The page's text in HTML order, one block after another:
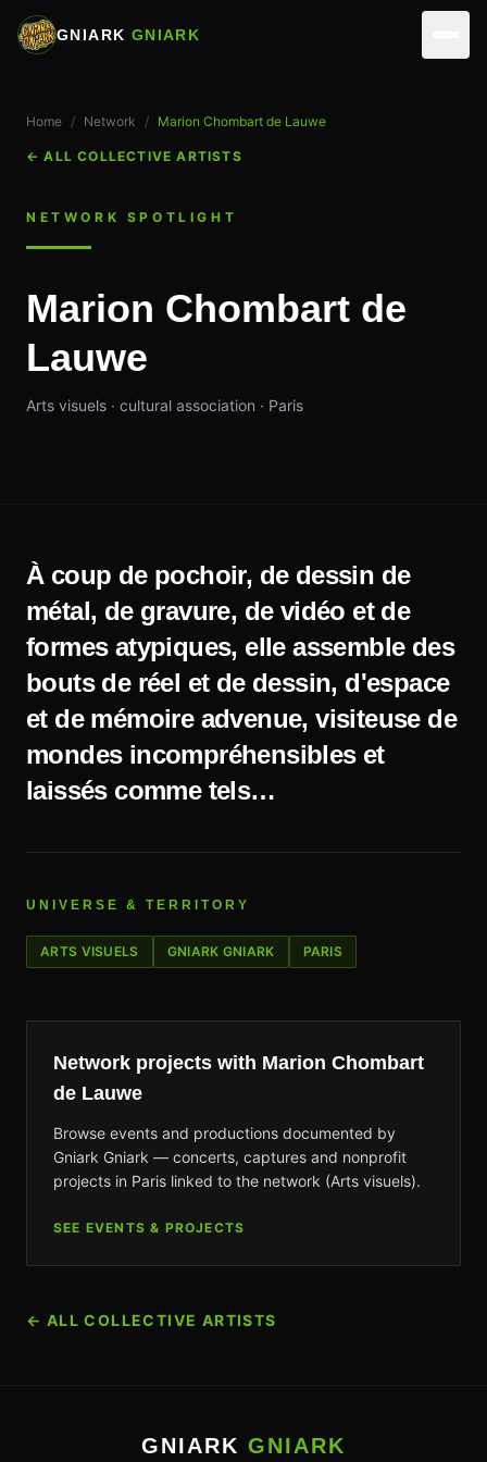
GNIARK GNIARK
ARTISTS
PARTNERS
ACTIVITIES
REALIZATIONS
SKILLS
OUR SPACES
VIRTUAL STUDIOS
EDIT & DIRECTION
TEAM
OPERATIONS
CONTACT
Home / Network / Marion Chombart de Lauwe
←ALL COLLECTIVE ARTISTS
NETWORK SPOTLIGHT
Marion Chombart de
Lauwe
Arts visuels · cultural association · Paris
À coup de pochoir, de dessin de
métal, de gravure, de vidéo et de
formes atypiques, elle assemble des
bouts de réel et de dessin, d'espace
et de mémoire advenue, visiteuse de
mondes incompréhensibles et
laissés comme tels…
UNIVERSE & TERRITORY
ARTS VISUELS GNIARK GNIARK PARIS
Network projects with Marion Chombart
de Lauwe
Browse events and productions documented by
Gniark Gniark — concerts, captures and nonprofit
projects in Paris linked to the network (Arts visuels).
SEE EVENTS & PROJECTS
← ALL COLLECTIVE ARTISTS
GNIARK GNIARK